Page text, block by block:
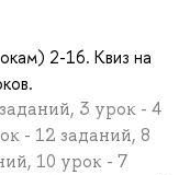
2-16. Квиз на
3 урок - 4
- 12 заданий, 8
10 урок - 7